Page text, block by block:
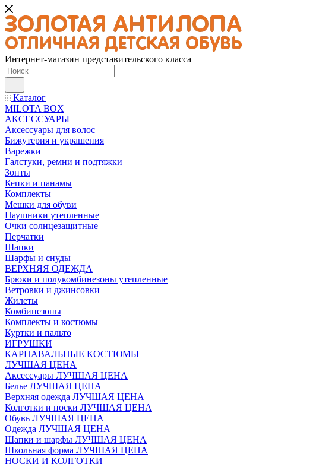
Интернет-магазин представительского класса
Каталог
MILOTA BOX
АКСЕССУАРЫ
Аксессуары для волос
Бижутерия и украшения
Варежки
Галстуки, ремни и подтяжки
Зонты
Кепки и панамы
Комплекты
Мешки для обуви
Наушники утепленные
Очки солнцезащитные
Перчатки
Шапки
Шарфы и снуды
ВЕРХНЯЯ ОДЕЖДА
Брюки и полукомбинезоны утепленные
Ветровки и джинсовки
Жилеты
Комбинезоны
Комплекты и костюмы
Куртки и пальто
ИГРУШКИ
КАРНАВАЛЬНЫЕ КОСТЮМЫ
ЛУЧШАЯ ЦЕНА
Аксессуары ЛУЧШАЯ ЦЕНА
Белье ЛУЧШАЯ ЦЕНА
Верхняя одежда ЛУЧШАЯ ЦЕНА
Колготки и носки ЛУЧШАЯ ЦЕНА
Обувь ЛУЧШАЯ ЦЕНА
Одежда ЛУЧШАЯ ЦЕНА
Шапки и шарфы ЛУЧШАЯ ЦЕНА
Школьная форма ЛУЧШАЯ ЦЕНА
НОСКИ И КОЛГОТКИ